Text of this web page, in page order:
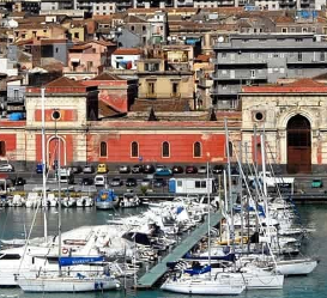
Blick auf Catania und den Ätna